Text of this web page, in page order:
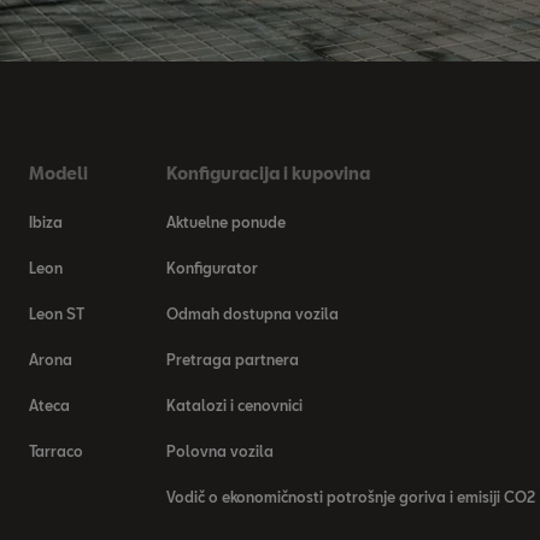
Modeli
Ibiza
Leon
Leon ST
Arona
Ateca
Tarraco
Konfiguracija i kupovina
Aktuelne ponude
Konfigurator
Odmah dostupna vozila
Pretraga partnera
Katalozi i cenovnici
Polovna vozila
Vodič o ekonomičnosti potrošnje goriva i emisiji CO2